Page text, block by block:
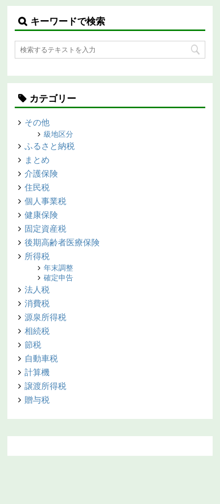
キーワードで検索
カテゴリー
その他
級地区分
ふるさと納税
まとめ
介護保険
住民税
個人事業税
健康保険
固定資産税
後期高齢者医療保険
所得税
年末調整
確定申告
法人税
消費税
源泉所得税
相続税
節税
自動車税
計算機
譲渡所得税
贈与税